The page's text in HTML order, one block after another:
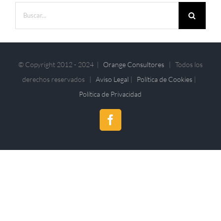
© Copyright 2012 - 2024 | Orange Consultores| Todos los
derechos reservados | Aviso Legal | Política de Cookies|
Política de Privacidad
Facebook